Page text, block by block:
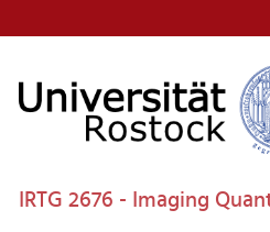
IRTG 2676 - Imaging